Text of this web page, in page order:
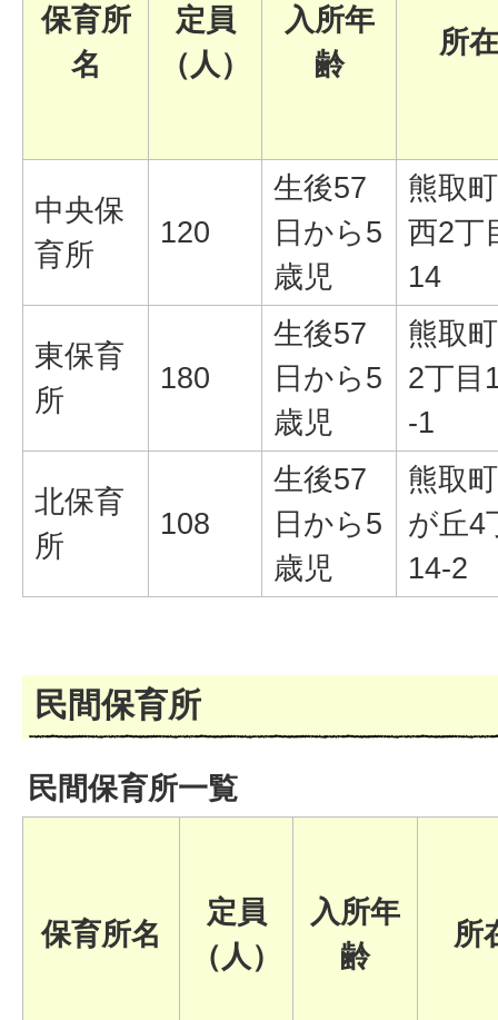
保育所
名
定員
（人）
入所年
齢
所
中央保
育所
120
生後57
日から5
歳児
熊取
西2丁
14
東保育
所
180
生後57
日から5
歳児
熊取
2丁目
-1
北保育
所
108
生後57
日から5
歳児
熊取
が丘4
14-2
民間保育所
民間保育所一覧
保育所名
定員
（人）
入所年
齢
所